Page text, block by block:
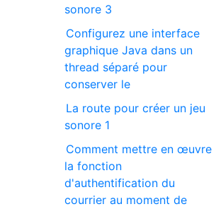
sonore 3
Configurez une interface
graphique Java dans un
thread séparé pour
conserver le
La route pour créer un jeu
sonore 1
Comment mettre en œuvre
la fonction
d'authentification du
courrier au moment de